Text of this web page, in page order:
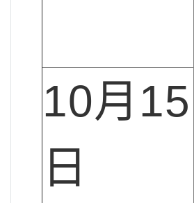
10月15
日